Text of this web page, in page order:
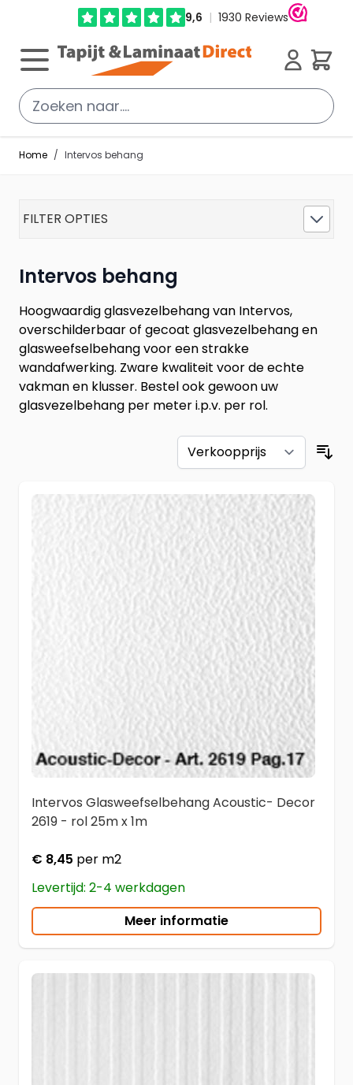
Ga direct door naar de inhoud
Cart
Home / Intervos behang
FILTER OPTIES
Intervos behang
Hoogwaardig glasvezelbehang van Intervos,
overschilderbaar of gecoat glasvezelbehang en
glasweefselbehang voor een strakke
wandafwerking. Zware kwaliteit voor de echte
vakman en klusser. Bestel ook gewoon uw
glasvezelbehang per meter i.p.v. per rol.
Intervos Glasweefselbehang Acoustic- Decor
2619 - rol 25m x 1m
€ 8,45 per m2
Levertijd: 2-4 werkdagen
Meer informatie